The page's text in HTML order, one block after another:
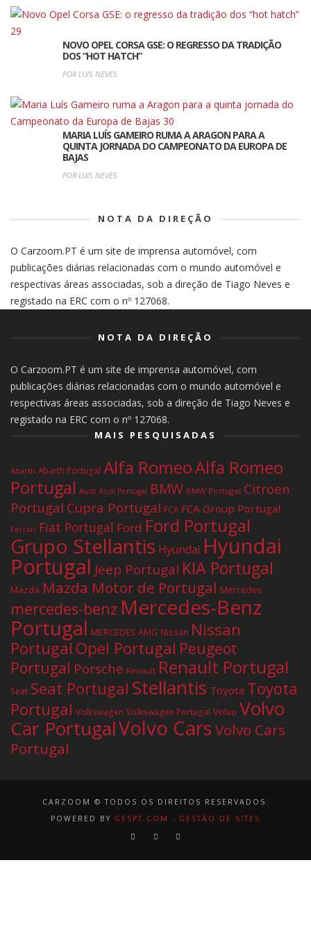
NOVO OPEL CORSA GSE: O REGRESSO DA TRADIÇÃO
DOS “HOT HATCH”
POR LUIS NEVES
MARIA LUÍS GAMEIRO RUMA A ARAGON PARA A
QUINTA JORNADA DO CAMPEONATO DA EUROPA DE
BAJAS
POR LUIS NEVES
NOTA DA DIREÇÃO
O Carzoom.PT é um site de imprensa automóvel, com
publicações diárias relacionadas com o mundo automóvel e
respectivas áreas associadas, sob a direção de Tiago Neves e
registado na ERC com o nº 127068.
NOTA DA DIREÇÃO
O Carzoom.PT é um site de imprensa automóvel, com
publicações diárias relacionadas com o mundo automóvel e
respectivas áreas associadas, sob a direção de Tiago Neves e
registado na ERC com o nº 127068.
MAIS PESQUISADAS
Abarth Abarth Portugal Alfa RomeoAlfa Romeo
Portugal Audi Audi Portugal BMW BMW Portugal Citroen
Portugal Cupra Portugal FCA FCA Group Portugal
Ferrari Fiat Portugal Ford Ford Portugal
Grupo Stellantis Hyundai Hyundai
Portugal Jeep Portugal KIA Portugal
Mazda Mazda Motor de Portugal Mercedes
mercedes-benz Mercedes-Benz
Portugal MERCEDES AMG Nissan Nissan
Portugal Opel Portugal Peugeot
Portugal Porsche Renault Renault Portugal
Seat Seat Portugal Stellantis Toyota Toyota
Portugal Volkswagen Volkswagen Portugal Volvo Volvo
Car PortugalVolvo CarsVolvo Cars
Portugal
CARZOOM © TODOS OS DIREITOS RESERVADOS.
POWERED BY GESPT.COM - GESTÃO DE SITES